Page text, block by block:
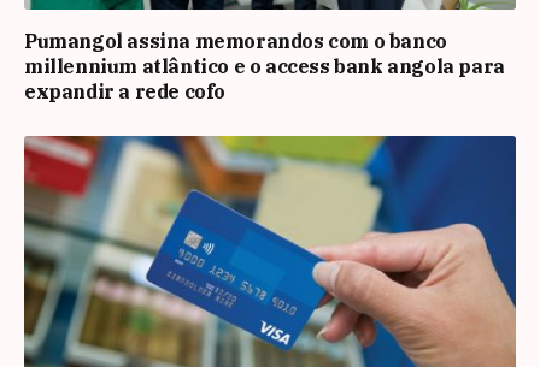
Pumangol assina memorandos com o banco
millennium atlântico e o access bank angola para
expandir a rede cofo